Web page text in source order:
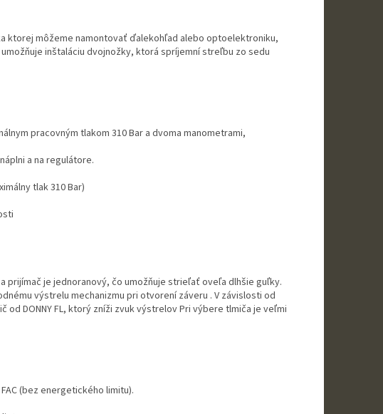
ktorej môžeme namontovať ďalekohľad alebo optoelektroniku,
inštaláciu dvojnožky, ktorá spríjemní streľbu zo sedu
pracovným tlakom 310 Bar a dvoma manometrami,
a na regulátore.
tlak 310 Bar)
prijímač je jednoranový, čo umožňuje strieľať oveľa dlhšie guľky.
výstrelu mechanizmu pri otvorení záveru . V závislosti od
DONNY FL, ktorý zníži zvuk výstrelov Pri výbere tlmiča je veľmi
(bez energetického limitu).